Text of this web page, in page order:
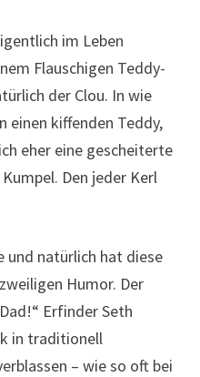
im Leben
Flauschigen Teddy-
der Clou. In wie
einen kiffenden Teddy,
eher eine gescheiterte
Den jeder Kerl
und natürlich hat diese
Humor. Der
Erfinder Seth
in traditionell
– wie so oft bei